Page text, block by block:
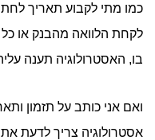
כמו מתי לקבוע תאריך
לקחת הלוואה מהבנק או כל
בו, האסטרולוגיה תענה
ואם אני כותב על תזמון
אסטרולוגיה צריך לדעת